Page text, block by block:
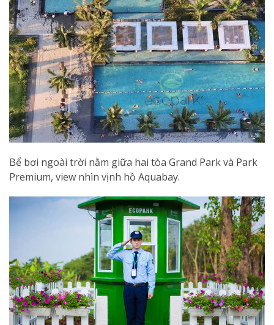
Bể bơi ngoài trời nằm giữa hai tòa Grand Park và Park
Premium, view nhìn vịnh hồ Aquabay.